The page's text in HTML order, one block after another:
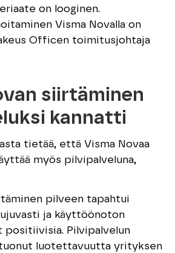
on looginen.
Visma Novalla on
Officen toimitusjohtaja
siirtäminen
kannatti
tietää, että Visma Novaa
myös pilvipalveluna,
pilveen tapahtui
ja käyttöönoton
positiivisia. Pilvipalvelun
luotettavuutta yrityksen